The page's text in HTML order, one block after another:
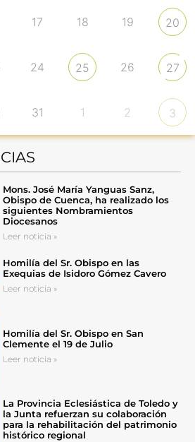
17 18 19 20
24 25 26 27
31 1 2 3
Mons. José María Yanguas Sanz,
Obispo de Cuenca, ha realizado los
siguientes Nombramientos
Diocesanos
Leer noticia »
Homilía del Sr. Obispo en las
Exequias de Isidoro Gómez Cavero
Leer noticia »
Homilía del Sr. Obispo en San
Clemente el 19 de Julio
Leer noticia »
La Provincia Eclesiástica de Toledo y
la Junta refuerzan su colaboración
para la rehabilitación del patrimonio
histórico regional